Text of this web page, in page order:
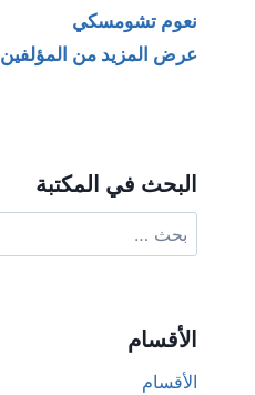
نعوم تشومسكي
عرض المزيد من المؤلفين
البحث في المكتبة
عن:
الأقسام
الأقسام